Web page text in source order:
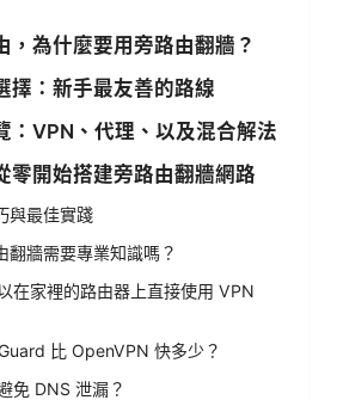
，為什麼要用旁路由翻牆？
擇：新手最友善的路線
：VPN、代理、以及混合解法
零開始搭建旁路由翻牆網路
與最佳實踐
翻牆需要專業知識嗎？
在家裡的路由器上直接使用 VPN
比 OpenVPN 快多少？
免 DNS 泄漏？